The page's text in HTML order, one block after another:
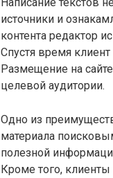
источники и
контента редактор
Спустя время
Размещение на
целевой аудитории.
Одно из
материала
полезной
Кроме того,